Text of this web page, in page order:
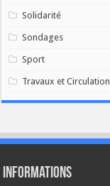
Solidarité
Sondages
Sport
Travaux et Circulation
Informations